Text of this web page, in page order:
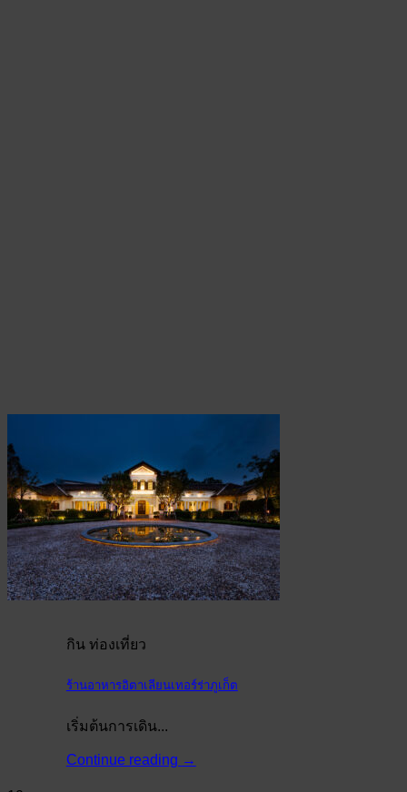
กิน ท่องเที่ยว
ร้านอาหารอิตาเลียนเทอร์ร่าภูเก็ต
เริ่มต้นการเดิน...
Continue reading →